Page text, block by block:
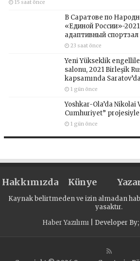
15 saat önce
В Саратове по
«Единой России»-
адаптивный
23 saat önce
Yeni Yükseklik
salonu, 2021 Birleşik
kapsamında
1 gün önce
Yoshkar-Ola’da Nikolai
Cumhuriyet” projesiyle
1 gün önce
Hakkımızda Künye
Kaynak belirtmeden ve izin almadan
yasaktır.
Haber Yazılımı | Developer By;